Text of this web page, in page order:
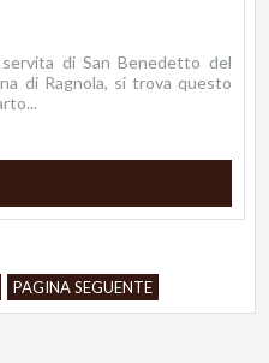
di San Benedetto del
di Ragnola, si trova questo
PAGINA SEGUENTE